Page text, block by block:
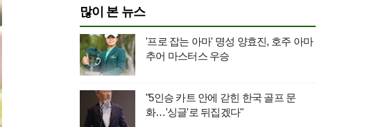
많이 본 뉴스
'프로 잡는 아마' 명성 양효진, 호주 아마
추어 마스터스 우승
"5인승 카트 안에 갇힌 한국 골프 문
화…'싱글'로 뒤집겠다"